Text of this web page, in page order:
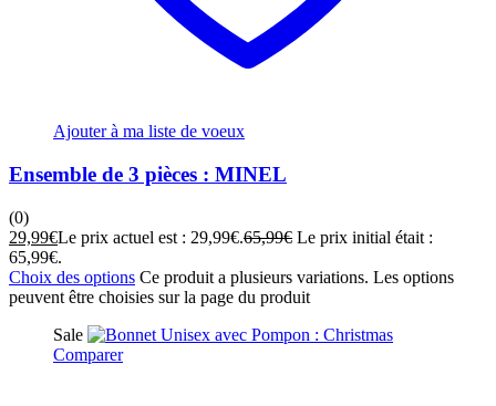
Ajouter à ma liste de voeux
Ensemble de 3 pièces : MINEL
(0)
29,99€Le prix actuel est : 29,99€.65,99€ Le prix initial était :
65,99€.
Choix des options Ce produit a plusieurs variations. Les options
peuvent être choisies sur la page du produit
Sale
Comparer